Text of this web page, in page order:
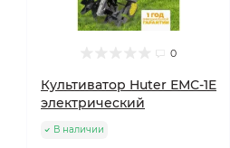
0
Культиватор Huter ЕМС-1E
электрический
В наличии